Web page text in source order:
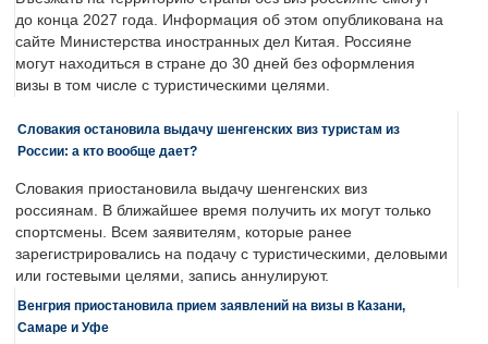
до конца 2027 года. Информация об этом опубликована на
сайте Министерства иностранных дел Китая. Россияне
могут находиться в стране до 30 дней без оформления
визы в том числе с туристическими целями.
Словакия остановила выдачу шенгенских виз туристам из
России: а кто вообще дает?
Словакия приостановила выдачу шенгенских виз
россиянам. В ближайшее время получить их могут только
спортсмены. Всем заявителям, которые ранее
зарегистрировались на подачу с туристическими, деловыми
или гостевыми целями, запись аннулируют.
Венгрия приостановила прием заявлений на визы в Казани,
Самаре и Уфе